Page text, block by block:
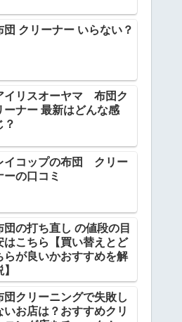
団 クリーナー いらない？
イリスオーヤマ 布団ク
ーナー 最新はどんな感
？
イコップの布団 クリー
ーの口コミ
団の打ち直し の値段の目
はこちら【買い替えとど
らが良いかおすすめを解
団クリーニングで失敗し
いお店は？おすすめクリ